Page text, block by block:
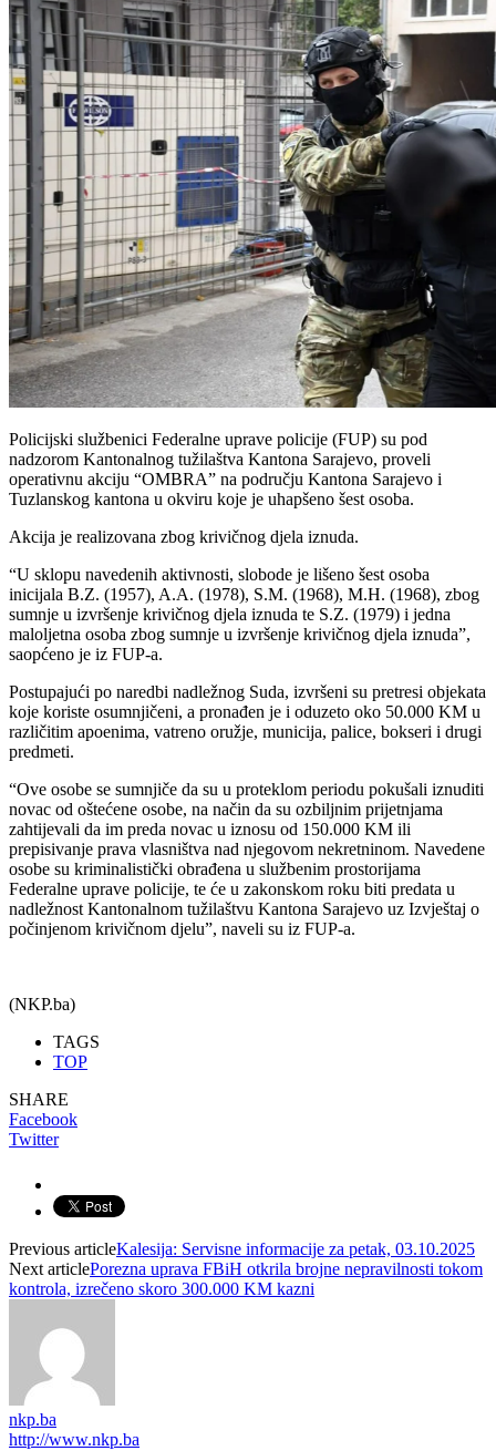
Policijski službenici Federalne uprave policije (FUP) su pod
nadzorom Kantonalnog tužilaštva Kantona Sarajevo, proveli
operativnu akciju “OMBRA” na području Kantona Sarajevo i
Tuzlanskog kantona u okviru koje je uhapšeno šest osoba.
Akcija je realizovana zbog krivičnog djela iznuda.
“U sklopu navedenih aktivnosti, slobode je lišeno šest osoba
inicijala B.Z. (1957), A.A. (1978), S.M. (1968), M.H. (1968), zbog
sumnje u izvršenje krivičnog djela iznuda te S.Z. (1979) i jedna
maloljetna osoba zbog sumnje u izvršenje krivičnog djela iznuda”,
saopćeno je iz FUP-a.
Postupajući po naredbi nadležnog Suda, izvršeni su pretresi objekata
koje koriste osumnjičeni, a pronađen je i oduzeto oko 50.000 KM u
različitim apoenima, vatreno oružje, municija, palice, bokseri i drugi
predmeti.
“Ove osobe se sumnjiče da su u proteklom periodu pokušali iznuditi
novac od oštećene osobe, na način da su ozbiljnim prijetnjama
zahtijevali da im preda novac u iznosu od 150.000 KM ili
prepisivanje prava vlasništva nad njegovom nekretninom. Navedene
osobe su kriminalistički obrađena u službenim prostorijama
Federalne uprave policije, te će u zakonskom roku biti predata u
nadležnost Kantonalnom tužilaštvu Kantona Sarajevo uz Izvještaj o
počinjenom krivičnom djelu”, naveli su iz FUP-a.
(NKP.ba)
TAGS
TOP
SHARE
Facebook
Twitter
Previous articleKalesija: Servisne informacije za petak, 03.10.2025
Next articlePorezna uprava FBiH otkrila brojne nepravilnosti tokom
kontrola, izrečeno skoro 300.000 KM kazni
nkp.ba
http://www.nkp.ba